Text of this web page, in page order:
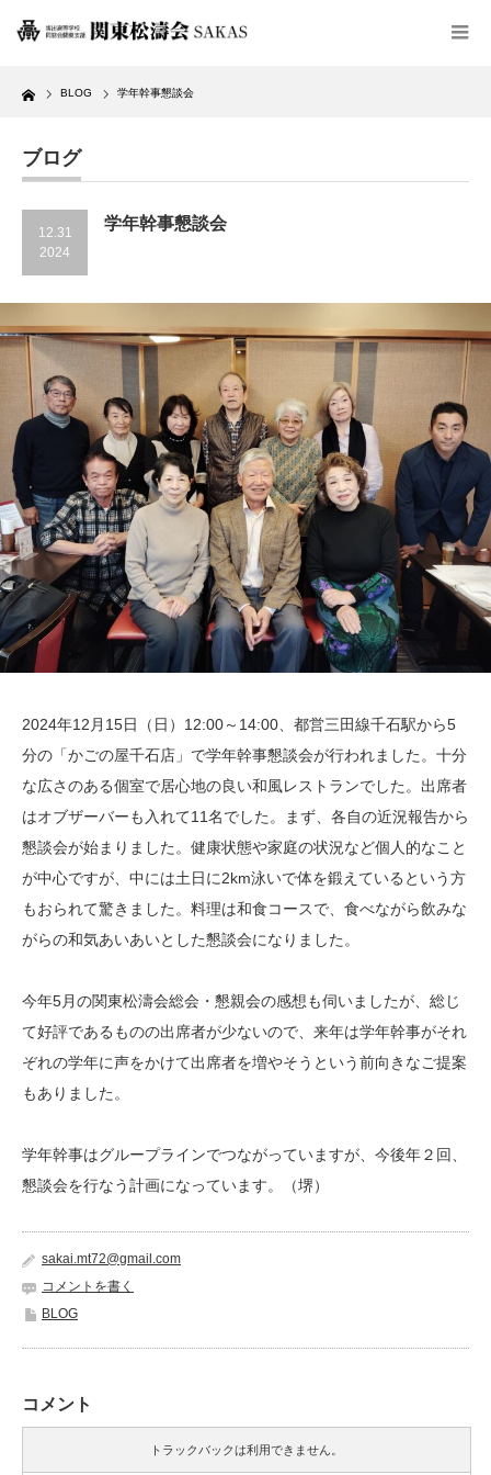
Home BLOG 学年幹事懇談会
ブログ
12.31
2024
学年幹事懇談会
2024年12月15日（日）12:00～14:00、都営三田線千石駅から5
分の「かごの屋千石店」で学年幹事懇談会が行われました。十分
な広さのある個室で居心地の良い和風レストランでした。出席者
はオブザーバーも入れて11名でした。まず、各自の近況報告から
懇談会が始まりました。健康状態や家庭の状況など個人的なこと
が中心ですが、中には土日に2km泳いで体を鍛えているという方
もおられて驚きました。料理は和食コースで、食べながら飲みな
がらの和気あいあいとした懇談会になりました。
今年5月の関東松濤会総会・懇親会の感想も伺いましたが、総じ
て好評であるものの出席者が少ないので、来年は学年幹事がそれ
ぞれの学年に声をかけて出席者を増やそうという前向きなご提案
もありました。
学年幹事はグループラインでつながっていますが、今後年２回、
懇談会を行なう計画になっています。（堺）
sakai.mt72@gmail.com
コメントを書く
BLOG
コメント
トラックバックは利用できません。